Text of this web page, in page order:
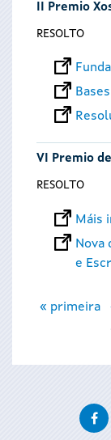
II Premio
RESOLTO
VI Premio
RESOLTO
Máis
Nova
e
Páxinas
« primeira